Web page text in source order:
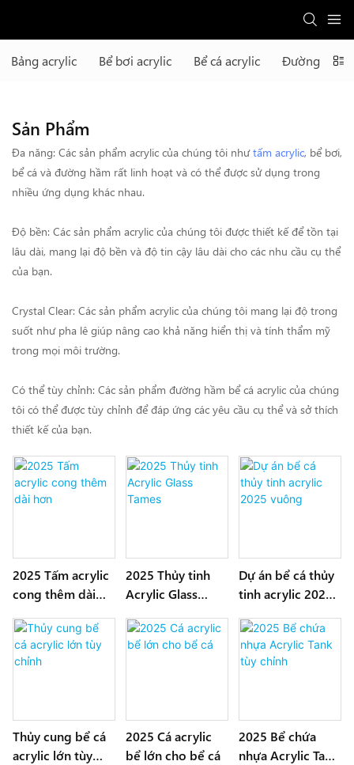
Bảng acrylic Bể bơi acrylic Bể cá acrylic Đường hầm
Sản Phẩm
Đa năng: Các sản phẩm acrylic của chúng tôi nhưtấm acrylic, bể bơi,
bể cá và đường hầm rất linh hoạt và có thể được sử dụng trong
nhiều ứng dụng khác nhau.
Độ bền: Các sản phẩm acrylic của chúng tôi được thiết kế để tồn tại
lâu dài, mang lại độ bền và độ tin cậy lâu dài cho các nhu cầu cụ thể
của bạn.
Crystal Clear: Các sản phẩm acrylic của chúng tôi mang lại độ trong
suốt như pha lê giúp nâng cao khả năng hiển thị và tính thẩm mỹ
trong mọi môi trường.
Có thể tùy chỉnh: Các sản phẩm đường hầm bể cá acrylic của chúng
tôi có thể được tùy chỉnh để đáp ứng các yêu cầu cụ thể và sở thích
thiết kế của bạn.
2025 Tấm acrylic
cong thêm dài
2025 Thủy tinh
Acrylic Glass
Dự án bể cá thủy
tinh acrylic 2025
Thủy cung bể cá
acrylic lớn tùy
2025 Cá acrylic
bể lớn cho bể cá
2025 Bể chứa
nhựa Acrylic Tank